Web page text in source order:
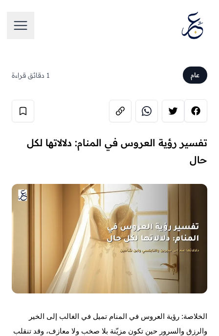
فتح
عام 1 دقائق قراءة
تفسير رؤية العروس في المنام: دلالاتها لكل
حال
الخلاصة: رؤية العروس في المنام تميل في الغالب إلى الخير
والرزق والسرور حين تكون مزيّنة بلا صخب ولا معازف، وقد تنقلب